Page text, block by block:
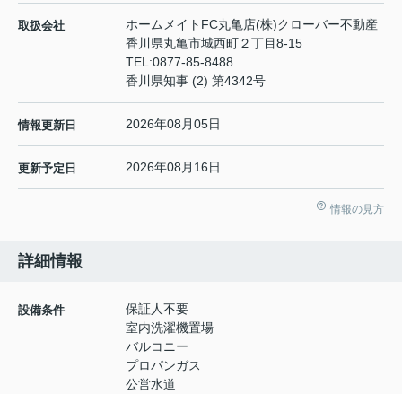
取扱会社
ホームメイトFC丸亀店(株)クローバー不動産
香川県丸亀市城西町２丁目8-15
TEL:0877-85-8488
香川県知事 (2) 第4342号
情報更新日 2026年08月05日
更新予定日 2026年08月16日
情報の見方
詳細情報
設備条件
保証人不要
室内洗濯機置場
バルコニー
プロパンガス
公営水道